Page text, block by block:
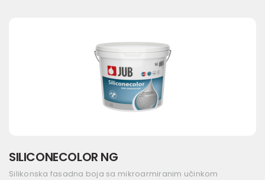
SILICONECOLOR NG
Silikonska fasadna boja sa mikroarmiranim učinkom